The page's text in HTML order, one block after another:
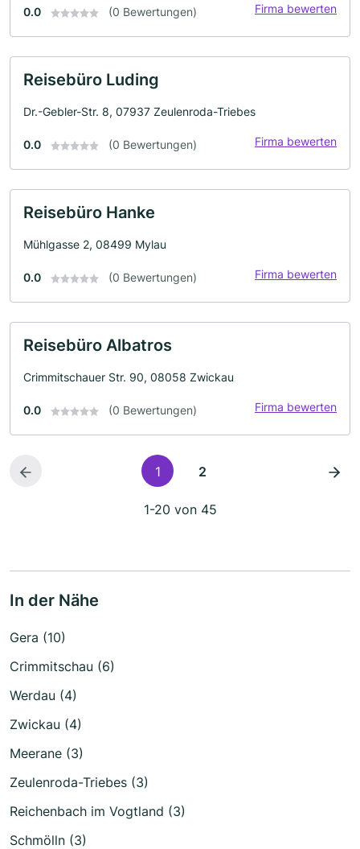
0.0 (0 Bewertungen) Firma bewerten
Reisebüro Luding
Dr.-Gebler-Str. 8, 07937 Zeulenroda-Triebes
0.0 (0 Bewertungen) Firma bewerten
Reisebüro Hanke
Mühlgasse 2, 08499 Mylau
0.0 (0 Bewertungen) Firma bewerten
Reisebüro Albatros
Crimmitschauer Str. 90, 08058 Zwickau
0.0 (0 Bewertungen) Firma bewerten
1 2
1-20 von 45
In der Nähe
Gera (10)
Crimmitschau (6)
Werdau (4)
Zwickau (4)
Meerane (3)
Zeulenroda-Triebes (3)
Reichenbach im Vogtland (3)
Schmölln (3)